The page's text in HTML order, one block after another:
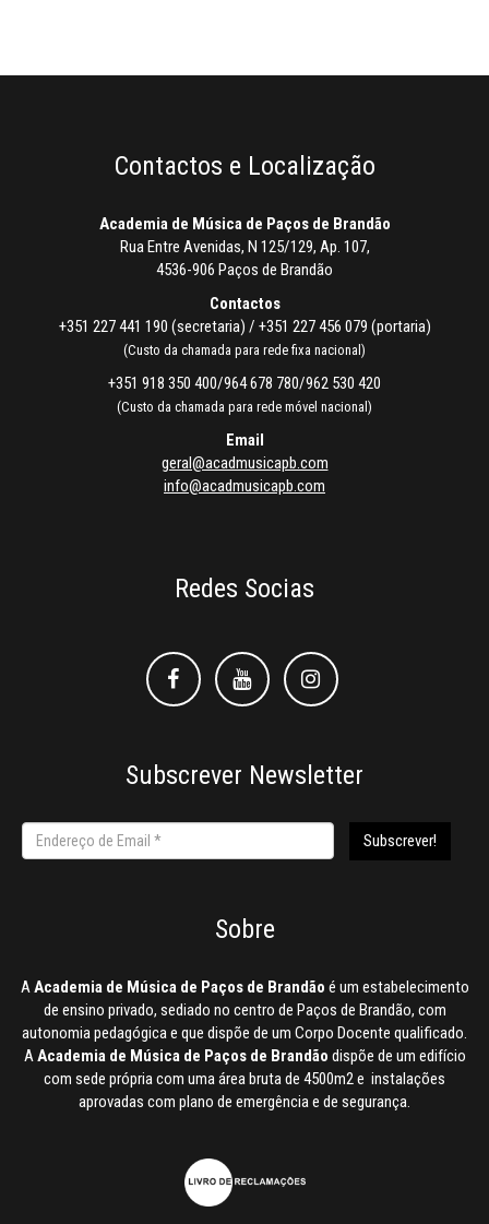
Contactos e Localização
Academia de Música de Paços de Brandão
Rua Entre Avenidas, N 125/129, Ap. 107,
4536-906 Paços de Brandão
Contactos
+351 227 441 190 (secretaria) / +351 227 456 079 (portaria)
(Custo da chamada para rede fixa nacional)
+351 918 350 400/964 678 780/962 530 420
(Custo da chamada para rede móvel nacional)
Email
geral@acadmusicapb.com
info@acadmusicapb.com
Redes Socias
FacebookFacebookInstagram
Subscrever Newsletter
Sobre
AAcademia de Música de Paços de Brandão é um estabelecimento
de ensino privado, sediado no centro de Paços de Brandão, com
autonomia pedagógica e que dispõe de um Corpo Docente qualificado.
AAcademia de Música de Paços de Brandão dispõe de um edifício
com sede própria com uma área bruta de 4500m2 e instalações
aprovadas com plano de emergência e de segurança.